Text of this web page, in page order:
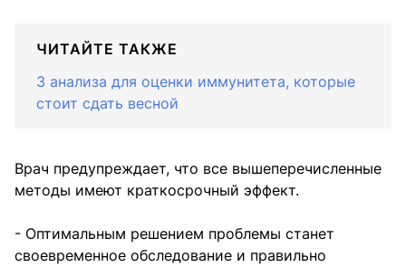
ЧИТАЙТЕ ТАКЖЕ
3 анализа для оценки иммунитета, которые
стоит сдать весной
Врач предупреждает, что все вышеперечисленные
методы имеют краткосрочный эффект.
- Оптимальным решением проблемы станет
своевременное обследование и правильно